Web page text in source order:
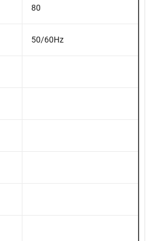
80
50/60Hz